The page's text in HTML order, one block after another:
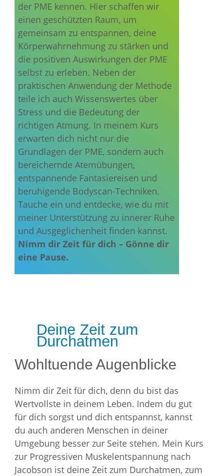
der PME kennen. Hier schaffen wir
einen geschützten Raum, um
gemeinsam zu entspannen, deine
Körperwahrnehmung zu stärken und
die positiven Auswirkungen der PME
selbst zu erleben. Neben der
praktischen Anwendung der Methode
teile ich auch Wissenswertes über
Stress und die Bedeutung der
richtigen Atmung. In meinem Kurs
erwarten dich nicht nur die
Grundlagen der PME, sondern auch
bereichernde Atemübungen,
entspannende Fantasiereisen und
beruhigende Bodyscan-Techniken.
Tauche ein und entdecke, wie du mit
meiner Unterstützung zu innerer Ruhe
und Ausgeglichenheit finden kannst.
Nimm dir Zeit für dich – Gönne dir
eine Pause.
Deine Zeit zum
Durchatmen
Wohltuende Augenblicke
Nimm dir Zeit für dich, denn du bist das
Wertvollste in deinem Leben. Indem du gut
für dich sorgst und dich entspannst, kannst
du auch anderen Menschen in deiner
Umgebung besser zur Seite stehen. Mein Kurs
zur Progressiven Muskelentspannung nach
Jacobson ist deine Zeit zum Durchatmen, zum